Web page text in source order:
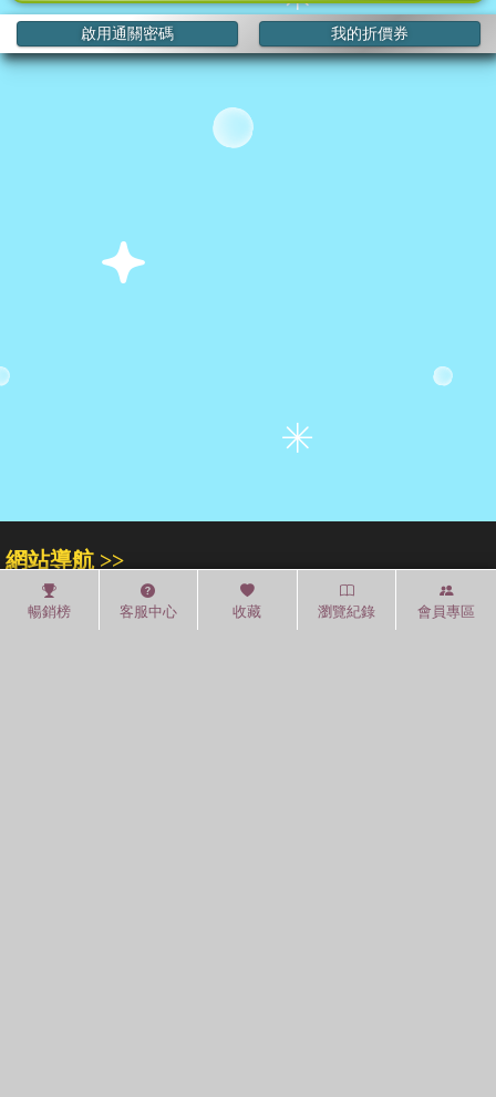
啟用通關密碼 我的折價券
暢銷榜 客服中心 收藏 瀏覽紀錄 會員專區
網站導航 >>
關於我們 門市專區
人才招募
紅利積點
中文分類
圖書分類法